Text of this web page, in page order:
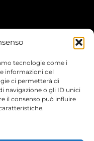
tecnologie come i
informazioni del
ci permetterà di
navigazione o gli ID unici
il consenso può influire